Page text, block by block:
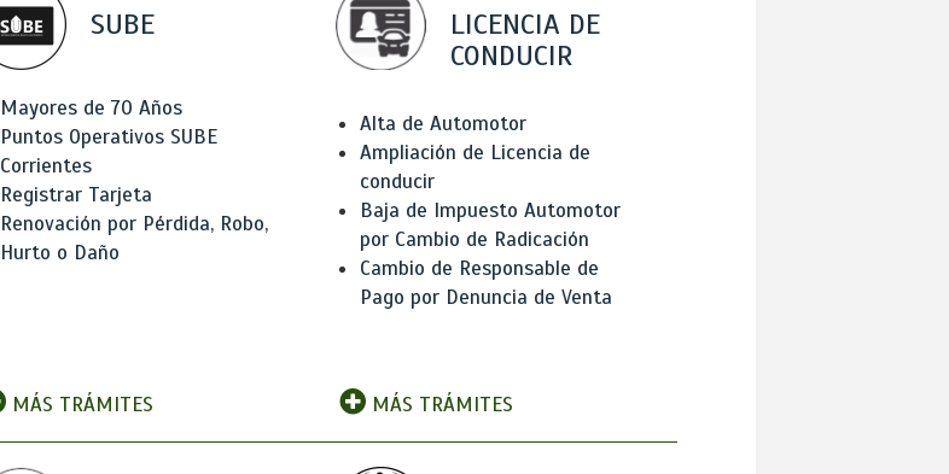
SUBE
Mayores de 70 Años
Puntos Operativos SUBE
Corrientes
Registrar Tarjeta
Renovación por Pérdida, Robo,
Hurto o Daño
MÁS TRÁMITES
LICENCIA DE
CONDUCIR
Alta de Automotor
Ampliación de Licencia de
conducir
Baja de Impuesto Automotor
por Cambio de Radicación
Cambio de Responsable de
Pago por Denuncia de Venta
MÁS TRÁMITES